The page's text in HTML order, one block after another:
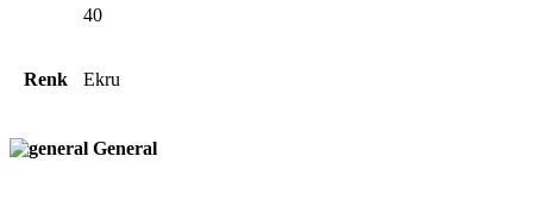
40
Renk Ekru
General